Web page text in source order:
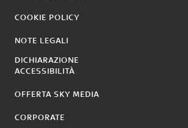
COOKIE POLICY
NOTE LEGALI
DICHIARAZIONE
ACCESSIBILITÀ
OFFERTA SKY MEDIA
CORPORATE